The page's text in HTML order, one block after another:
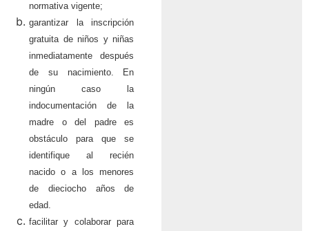
normativa vigente;
garantizar la inscripción
gratuita de niños y niñas
inmediatamente después
de su nacimiento. En
ningún caso la
indocumentación de la
madre o del padre es
obstáculo para que se
identifique al recién
nacido o a los menores
de dieciocho años de
edad.
facilitar y colaborar para